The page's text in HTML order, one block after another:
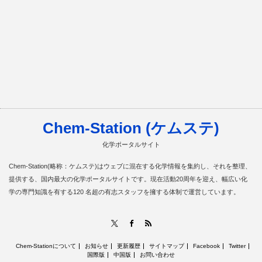
Chem-Station (ケムステ)
化学ポータルサイト
Chem-Station(略称：ケムステ)はウェブに混在する化学情報を集約し、それを整理、
提供する、国内最大の化学ポータルサイトです。現在活動20周年を迎え、幅広い化
学の専門知識を有する120 名超の有志スタッフを擁する体制で運営しています。
Facebook
Chem-Stationについて お知らせ 更新履歴 サイトマップ Facebook
Twitter
国際版
中国版 お問い合わせ